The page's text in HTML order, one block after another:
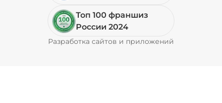
Топ 100 франшиз
России 2024
Разработка сайтов и приложений
Pyrobyte